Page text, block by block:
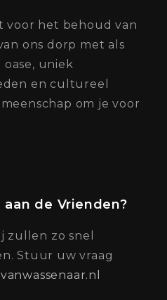
voor het behoud van
ons dorp met als
uniek
en cultureel
om je voor
de Vrienden?
zullen zo snel
Stuur uw vraag